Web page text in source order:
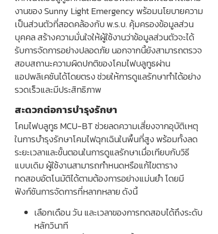
งานของ Sunny Light Emergency พร้อมนโยบายความ
เป็นส่วนตัวที่สอดคล้องกับ พ.ร.บ. คุ้มครองข้อมูลส่วน
บุคคล สร้างความมั่นใจให้ผู้ใช้งานว่าข้อมูลส่วนตัวจะได้
รับการจัดการอย่างปลอดภัย นอกจากนี้ยังสามารถตรวจ
สอบสถานะความผิดปกติของโคมไฟบลูทูธผ่าน
แอปพลิเคชันได้โดยตรง ช่วยให้การดูแลรักษาทำได้อย่าง
รวดเร็วและมีประสิทธิภาพ
สะดวกต่อการบำรุงรักษา
โคมไฟบลูทูธ MCU-BT ช่วยลดความเสี่ยงจากอุบัติเหตุ
ในการบำรุงรักษาโคมไฟฉุกเฉินในพื้นที่สูง พร้อมทั้งลด
ระยะเวลาและขั้นตอนในการดูแลรักษาเมื่อเทียบกับวิธี
แบบเดิม ผู้ใช้งานสามารถกำหนดหรือแก้ไขตาราง
ทดสอบอัตโนมัติได้ตามต้องการอย่างแม่นยำ โดยมี
ฟังก์ชันการจัดการที่หลากหลาย ดังนี้
เลือกเดือน วัน และเวลาของการทดสอบได้ถึงระดับ
หลักวินาที